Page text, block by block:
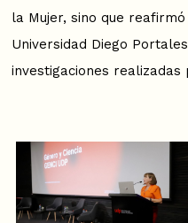
la Mujer, sino que
Universidad Diego
investigaciones realizadas